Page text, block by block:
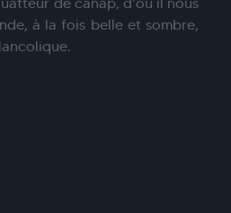
à la fois belle et sombre,